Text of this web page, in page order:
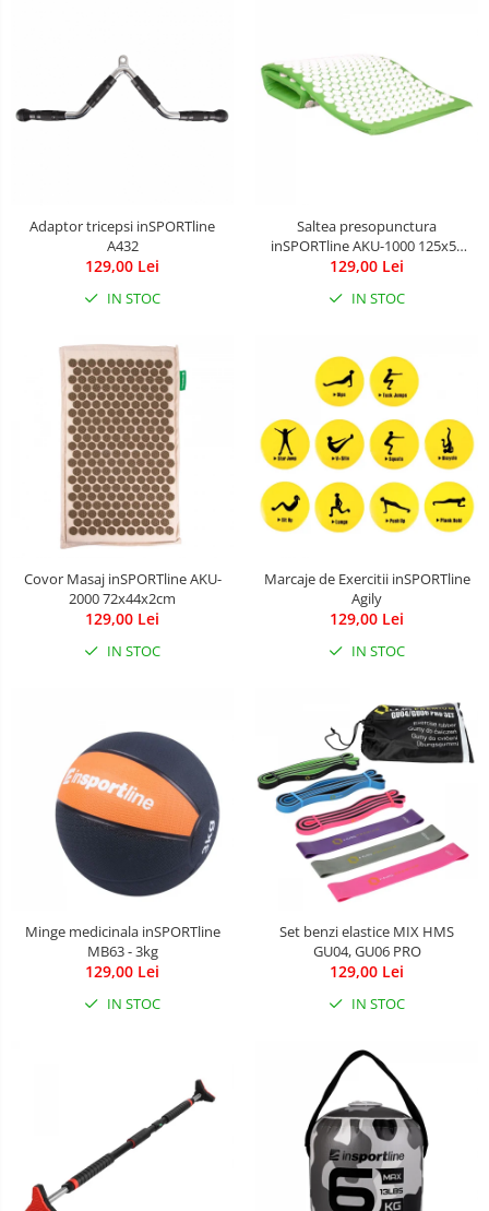
Adaptor tricepsi inSPORTline
A432
129,00 Lei
IN STOC
Saltea presopunctura
inSPORTline AKU-1000 125x50
cm
129,00 Lei
IN STOC
Covor Masaj inSPORTline AKU-
2000 72x44x2cm
129,00 Lei
IN STOC
Marcaje de Exercitii inSPORTline
Agily
129,00 Lei
IN STOC
Minge medicinala inSPORTline
MB63 - 3kg
129,00 Lei
IN STOC
Set benzi elastice MIX HMS
GU04, GU06 PRO
129,00 Lei
IN STOC